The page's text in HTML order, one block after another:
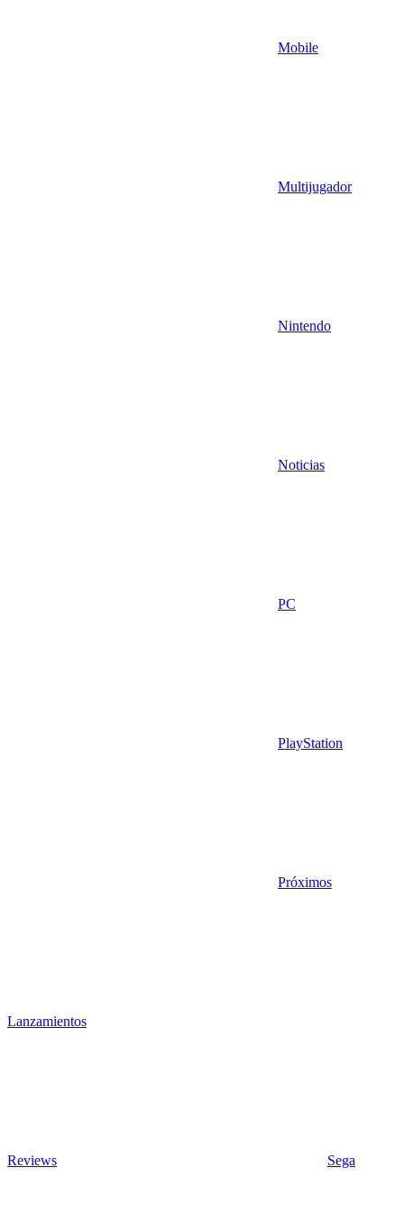
Mobile
Multijugador
Nintendo
Noticias
PC
PlayStation
Próximos
Lanzamientos
Reviews Sega